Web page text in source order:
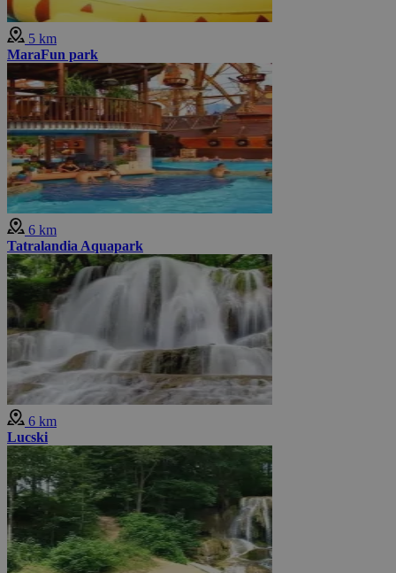
5 km
MaraFun park
6 km
Tatralandia Aquapark
6 km
Lucski